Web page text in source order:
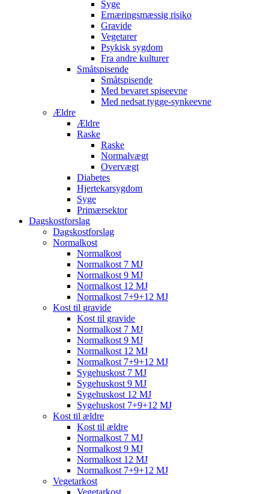
Syge
Ernæringsmæssig risiko
Gravide
Vegetarer
Psykisk sygdom
Fra andre kulturer
Småtspisende
Småtspisende
Med bevaret spiseevne
Med nedsat tygge-synkeevne
Ældre
Ældre
Raske
Raske
Normalvægt
Overvægt
Diabetes
Hjertekarsygdom
Syge
Primærsektor
Dagskostforslag
Dagskostforslag
Normalkost
Normalkost
Normalkost 7 MJ
Normalkost 9 MJ
Normalkost 12 MJ
Normalkost 7+9+12 MJ
Kost til gravide
Kost til gravide
Normalkost 7 MJ
Normalkost 9 MJ
Normalkost 12 MJ
Normalkost 7+9+12 MJ
Sygehuskost 7 MJ
Sygehuskost 9 MJ
Sygehuskost 12 MJ
Sygehuskost 7+9+12 MJ
Kost til ældre
Kost til ældre
Normalkost 7 MJ
Normalkost 9 MJ
Normalkost 12 MJ
Normalkost 7+9+12 MJ
Vegetarkost
Vegetarkost